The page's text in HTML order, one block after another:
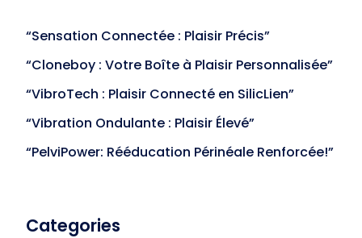
“Sensation Connectée : Plaisir Précis”
“Cloneboy : Votre Boîte à Plaisir Personnalisée”
“VibroTech : Plaisir Connecté en SilicLien”
“Vibration Ondulante : Plaisir Élevé”
“PelviPower: Rééducation Périnéale Renforcée!”
Categories